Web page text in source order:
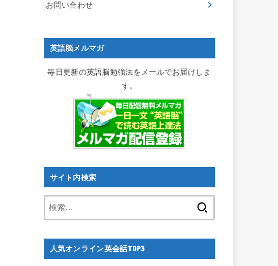
お問い合わせ
英語脳メルマガ
毎日更新の英語脳勉強法をメールでお届けしま
す。
サイト内検索
人気オンライン英会話TOP3